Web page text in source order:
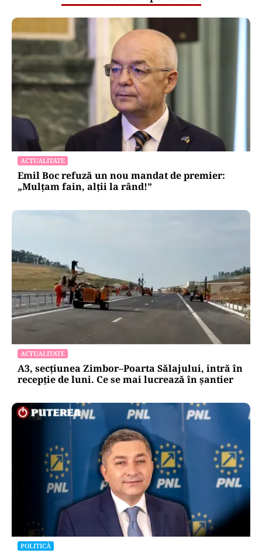
ACTUALITATE
Emil Boc refuză un nou mandat de premier:
„Mulțam fain, alții la rând!”
ACTUALITATE
A3, secțiunea Zimbor–Poarta Sălajului, intră în
recepție de luni. Ce se mai lucrează în șantier
POLITICĂ